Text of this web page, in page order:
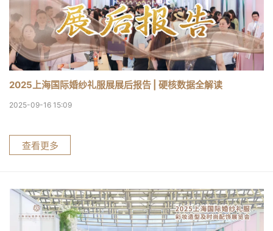
2025上海国际婚纱礼服展展后报告 | 硬核数据全解读
2025-09-16 15:09
查看更多